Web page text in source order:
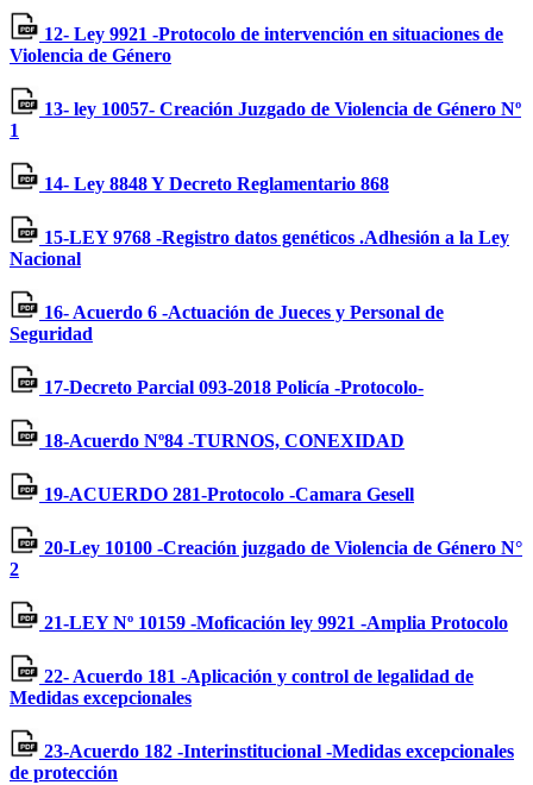
12- Ley 9921 -Protocolo de intervención en situaciones de
Violencia de Género
13- ley 10057- Creación Juzgado de Violencia de Género Nº
1
14- Ley 8848 Y Decreto Reglamentario 868
15-LEY 9768 -Registro datos genéticos .Adhesión a la Ley
Nacional
16- Acuerdo 6 -Actuación de Jueces y Personal de
Seguridad
17-Decreto Parcial 093-2018 Policía -Protocolo-
18-Acuerdo Nº84 -TURNOS, CONEXIDAD
19-ACUERDO 281-Protocolo -Camara Gesell
20-Ley 10100 -Creación juzgado de Violencia de Género N°
2
21-LEY Nº 10159 -Moficación ley 9921 -Amplia Protocolo
22- Acuerdo 181 -Aplicación y control de legalidad de
Medidas excepcionales
23-Acuerdo 182 -Interinstitucional -Medidas excepcionales
de protección